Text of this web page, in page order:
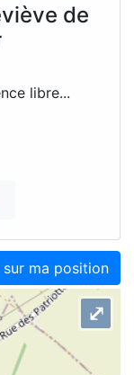
de
libre...
sur ma position
⤢